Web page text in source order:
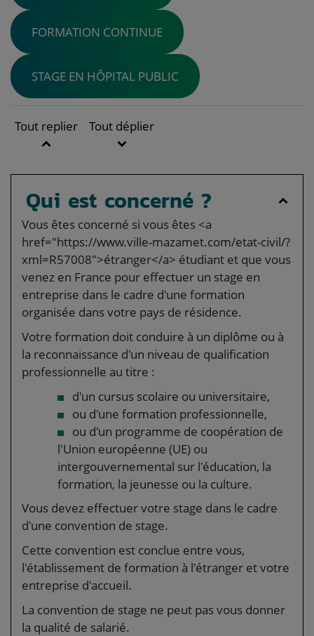
FORMATION CONTINUE
STAGE EN HÔPITAL PUBLIC
Tout replier Tout déplier
Qui est concerné ?
Vous êtes concerné si vous êtes <a
href="https://www.ville-mazamet.com/etat-civil/?
xml=R57008">étranger</a> étudiant et que vous
venez en France pour effectuer un stage en
entreprise dans le cadre d'une formation
organisée dans votre pays de résidence.
Votre formation doit conduire à un diplôme ou à
la reconnaissance d'un niveau de qualification
professionnelle au titre :
d'un cursus scolaire ou universitaire,
ou d'une formation professionnelle,
ou d'un programme de coopération de
l'Union européenne (UE) ou
intergouvernemental sur l'éducation, la
formation, la jeunesse ou la culture.
Vous devez effectuer votre stage dans le cadre
d'une convention de stage.
Cette convention est conclue entre vous,
l'établissement de formation à l'étranger et votre
entreprise d'accueil.
La convention de stage ne peut pas vous donner
la qualité de salarié.